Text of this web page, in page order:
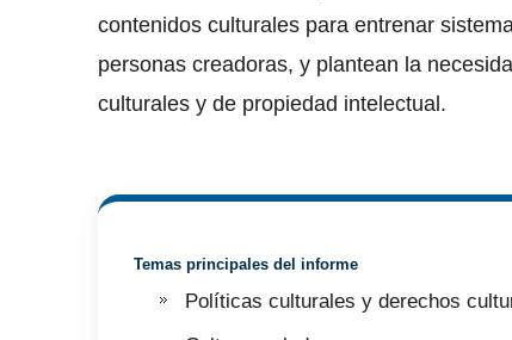
contenidos culturales para entrenar
personas creadoras, y plantean la
culturales y de propiedad intelectual.
Temas principales del informe
Políticas culturales y derechos